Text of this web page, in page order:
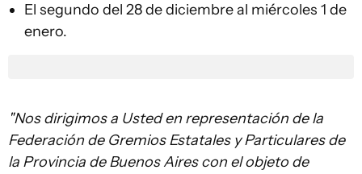
El segundo del 28 de diciembre al miércoles 1 de
enero.
"Nos dirigimos a Usted en representación de la
Federación de Gremios Estatales y Particulares de
la Provincia de Buenos Aires con el objeto de